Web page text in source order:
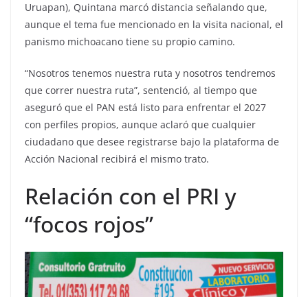
Uruapan), Quintana marcó distancia señalando que,
aunque el tema fue mencionado en la visita nacional, el
panismo michoacano tiene su propio camino.
“Nosotros tenemos nuestra ruta y nosotros tendremos
que correr nuestra ruta”, sentenció, al tiempo que
aseguró que el PAN está listo para enfrentar el 2027
con perfiles propios, aunque aclaró que cualquier
ciudadano que desee registrarse bajo la plataforma de
Acción Nacional recibirá el mismo trato.
Relación con el PRI y
“focos rojos”